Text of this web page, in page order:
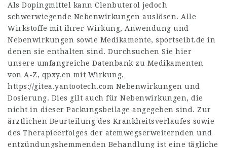
Als Dopingmittel kann Clenbuterol jedoch
schwerwiegende Nebenwirkungen auslösen. Alle
Wirkstoffe mit ihrer Wirkung, Anwendung und
Nebenwirkungen sowie Medikamente, sportseibt.de in
denen sie enthalten sind. Durchsuchen Sie hier
unsere umfangreiche Datenbank zu Medikamenten
von A-Z, qpxy.cn mit Wirkung,
https://gitea.yantootech.com Nebenwirkungen und
Dosierung. Dies gilt auch für Nebenwirkungen, die
nicht in dieser Packungsbeilage angegeben sind. Zur
ärztlichen Beurteilung des Krankheitsverlaufes sowie
des Therapieerfolges der atemwegserweiternden und
entzündungshemmenden Behandlung ist eine tägliche